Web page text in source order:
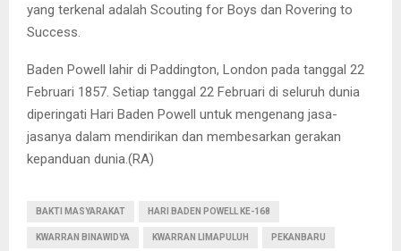
yang terkenal adalah Scouting for Boys dan Rovering to
Success.
Baden Powell lahir di Paddington, London pada tanggal 22
Februari 1857. Setiap tanggal 22 Februari di seluruh dunia
diperingati Hari Baden Powell untuk mengenang jasa-
jasanya dalam mendirikan dan membesarkan gerakan
kepanduan dunia.(RA)
BAKTI MASYARAKAT HARI BADEN POWELL KE-168
KWARRAN BINAWIDYA KWARRAN LIMAPULUH PEKANBARU